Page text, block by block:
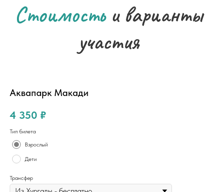
Стоимостьи варианты
участия
Аквапарк Макади
4 350 ₽
Тип билета
Взрослый
Дети
Трансфер